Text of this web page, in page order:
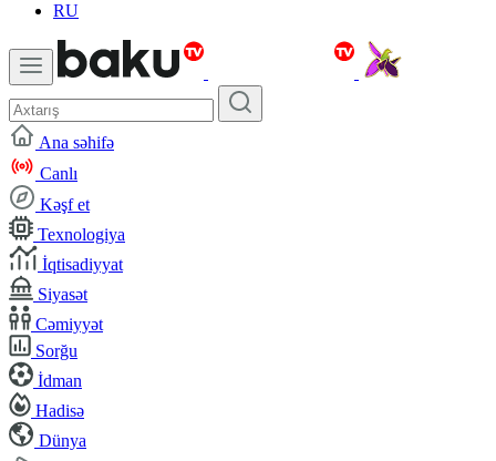
RU
Ana səhifə
Canlı
Kəşf et
Texnologiya
İqtisadiyyat
Siyasət
Cəmiyyət
Sorğu
İdman
Hadisə
Dünya